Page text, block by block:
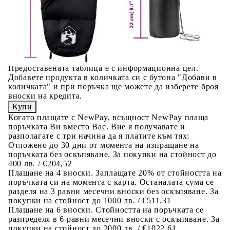
Предоставената таблица е с информационна цел.
Добавете продукта в количката си с бутона "Добави в
количката" и при поръчка ще можете да изберете броя
вноски на кредита.
Предоставената таблица е с информационна цел.
Добавете продукта в количката си с бутона "Добави в
количката" и при поръчка ще можете да изберете броя
вноски на кредита.
Когато плащате с NewPay, всъщност NewPay плаща
поръчката Ви вместо Вас. Вие я получавате и
разполагате с три начина да я платите към тях:
Отложено до 30 дни от момента на изпращане на
поръчката без оскъпяване. За покупки на стойност до
400 лв. / €204,52
Плащане на 4 вноски. Заплащате 20% от стойността на
поръчката си на момента с карта. Останалата сума се
разделя на 3 равни месечни вноски без оскъпяване. За
покупки на стойност до 1000 лв. / €511.31
Плащане на 6 вноски. Стойността на поръчката се
разпределя в 6 равни месечни вноски с оскъпяване. За
покупки на стойност до 2000 лв. / €1022.61